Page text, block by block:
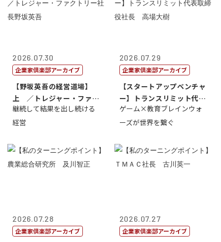
2026.07.30
企業家倶楽部アーカイブ
【野坂英吾の経営道場】
上 ／トレジャー・ファク
トリー社長野坂...
継続して結果を出し続ける
経営
2026.07.29
企業家倶楽部アーカイブ
【スタートアップベンチャ
ー】トランスリミット代表
取締役社長 ...
ゲーム×教育ブレインウォ
ーズが世界を繋ぐ
2026.07.28
企業家倶楽部アーカイブ
2026.07.27
企業家倶楽部アーカイブ